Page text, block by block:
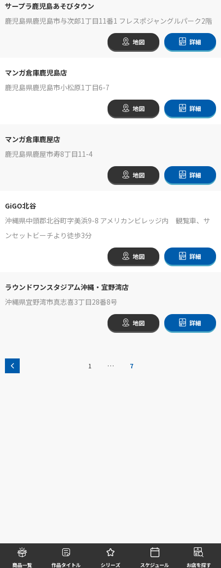
商品一覧 作品タイトル シリーズ スケジュール お店を探す
サープラ鹿児島あそびタウン
鹿児島県鹿児島市与次郎1丁目11番1 フレスポジャングルパーク2階
地図 詳細
マンガ倉庫鹿児島店
鹿児島県鹿児島市小松原1丁目6-7
地図 詳細
マンガ倉庫鹿屋店
鹿児島県鹿屋市寿8丁目11-4
地図 詳細
GiGO北谷
沖縄県中頭郡北谷町字美浜9-8 アメリカンビレッジ内 観覧車、サ
ンセットビーチより徒歩3分
地図 詳細
ラウンドワンスタジアム沖縄・宜野湾店
沖縄県宜野湾市真志喜3丁目28番8号
地図 詳細
1 … 7